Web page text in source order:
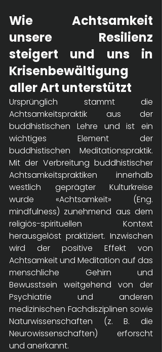
Wie Achtsamkeit
unsere Resilienz
steigert und uns in
Krisenbewältigung
aller Art unterstützt
Ursprünglich stammt die
Achtsamkeitspraktik aus der
buddhistischen Lehre und ist ein
wichtiges Element der
buddhistischen Meditationspraktik.
Mit der Verbreitung buddhistischer
Achtsamkeitspraktiken innerhalb
westlich geprägter Kulturkreise
wurde «Achtsamkeit» (Eng.
mindfulness) zunehmend aus dem
religiös-spirituellen Kontext
herausgelöst praktiziert. Inzwischen
wird der positive Effekt von
Achtsamkeit und Meditation auf das
menschliche Gehirn und
Bewusstsein weitgehend von der
Psychiatrie und anderen
medizinischen Fachdisziplinen sowie
Naturwissenschaften (z. B. die
Neurowissenschaften) erforscht
und anerkannt.